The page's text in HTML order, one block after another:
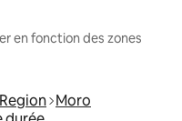
en fonction des zones
Moro